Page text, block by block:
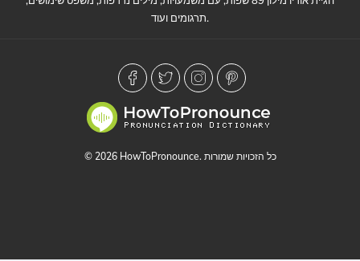
תרגומים ועוד.
© 2026 HowToPronounce. כל הזכויות שמורות